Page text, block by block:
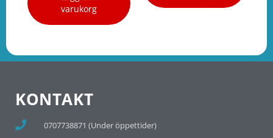
varukorg
KONTAKT
0707738871 (Under öppettider)